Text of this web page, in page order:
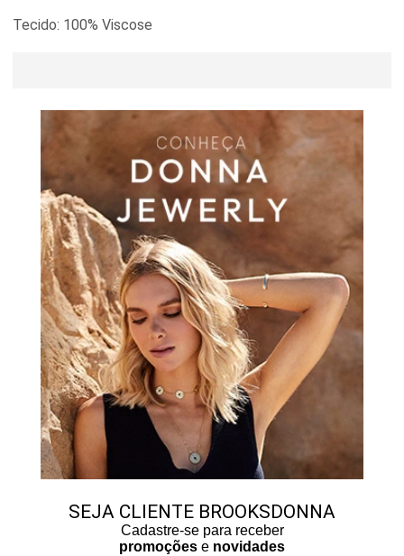
Tecido: 100% Viscose
SEJA CLIENTE BROOKSDONNA
Cadastre-se para receber
promoções e novidades